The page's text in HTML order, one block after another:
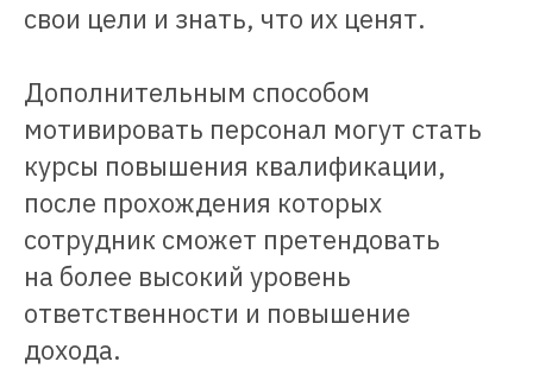
свои цели и знать, что их ценят.
Дополнительным способом
мотивировать персонал могут стать
курсы повышения квалификации,
после прохождения которых
сотрудник сможет претендовать
на более высокий уровень
ответственности и повышение
дохода.